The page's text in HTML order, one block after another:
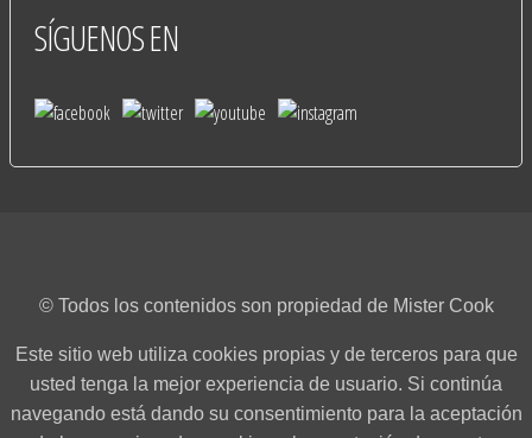
SÍGUENOSEN
© Todos los contenidos son propiedad de Mister Cook
Este sitio web utiliza cookies propias y de terceros para que
usted tenga la mejor experiencia de usuario. Si continúa
navegando está dando su consentimiento para la aceptación